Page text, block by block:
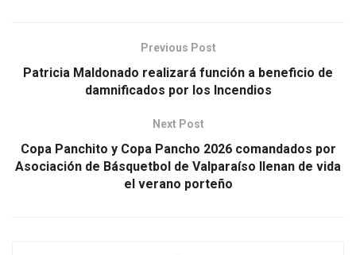
Previous Post
Patricia Maldonado realizará función a beneficio de
damnificados por los Incendios
Next Post
Copa Panchito y Copa Pancho 2026 comandados por
Asociación de Básquetbol de Valparaíso llenan de vida
el verano porteño